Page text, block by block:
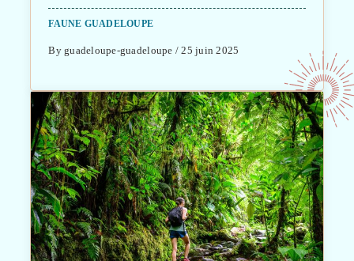
FAUNE GUADELOUPE
By guadeloupe-guadeloupe / 25 juin 2025